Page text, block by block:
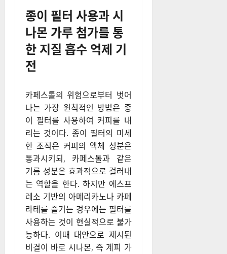
종이 필터 사용과 시
나몬 가루 첨가를 통
한 지질 흡수 억제 기
전
카페스톨의 위험으로부터 벗어
나는 가장 원칙적인 방법은 종
이 필터를 사용하여 커피를 내
리는 것이다. 종이 필터의 미세
한 조직은 커피의 액체 성분은
통과시키되, 카페스톨과 같은
기름 성분은 효과적으로 걸러내
는 역할을 한다. 하지만 에스프
레소 기반의 아메리카노나 카페
라테를 즐기는 경우에는 필터를
사용하는 것이 현실적으로 불가
능하다. 이때 대안으로 제시된
비결이 바로 시나몬, 즉 계피 가